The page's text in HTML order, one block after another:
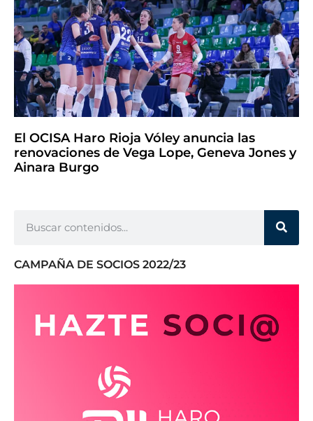
El OCISA Haro Rioja Vóley anuncia las
renovaciones de Vega Lope, Geneva Jones y
Ainara Burgo
CAMPAÑA DE SOCIOS 2022/23